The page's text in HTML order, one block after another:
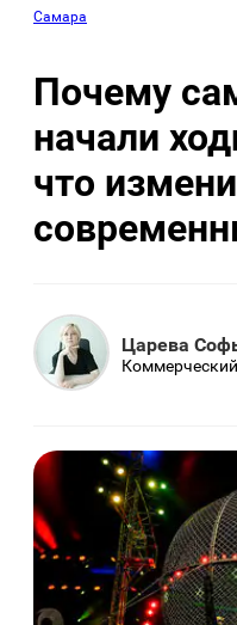
Самара
Почему
начали
что
Царева